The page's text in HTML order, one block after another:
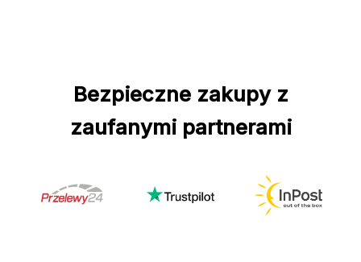
Bezpieczne zakupy z
zaufanymi partnerami